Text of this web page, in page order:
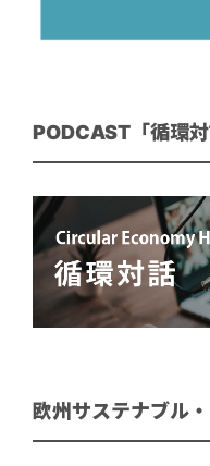
PODCAST「循環対
欧州サステナブル